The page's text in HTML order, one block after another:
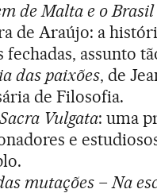
de Malta e o
de Araújo: a
fechadas, assunto
das paixões, de
de Filosofia.
Sacra Vulgata: uma
e
mutações – Na